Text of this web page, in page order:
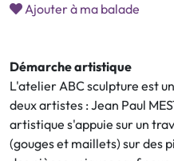
Ajouter à ma balade
Démarche artistique
L'atelier ABC sculpture est
deux artistes : Jean Paul
artistique s'appuie sur un
(gouges et maillets) sur des